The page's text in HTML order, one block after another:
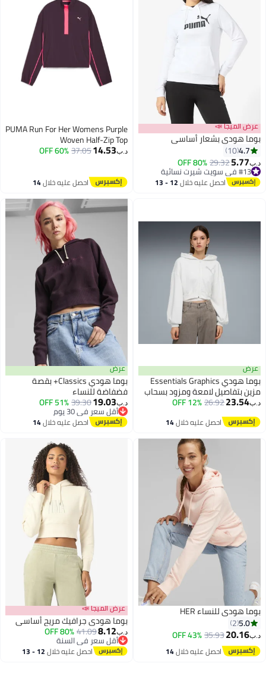
2
عرض الميجا 📣
بوما هودي بشعار أساسي
4.7
10
د.ب‏5.77
29.32
80% OFF #13 في سويت شيرت نسائية
أقل سعر في 7 يوم
#13 في سويت شيرت نسائية احصل عليه خلال 12 - 13
PUMA Run For Her Womens Purple
Woven Half-Zip Top
د.ب‏14.53
37.05
60% OFF
احصل عليه خلال14
عرض
بوما هودي Essentials Graphics
مزين بتفاصيل لامعة ومزود بسحاب
كامل للنساء
د.ب‏23.54
26.92
12% OFF
احصل عليه خلال14
عرض
بوما هودي Classics+ بقصة
فضفاضة للنساء
د.ب‏19.03
39.30
51% OFF
أقل سعر في 30 يوم
أقل سعر في 30 يوماحصل عليه خلال14
بوما هودي للنساء HER
5.0
2
د.ب‏20.16
35.93
43% OFF
احصل عليه خلال14
2
عرض الميجا 📣
بوما هودي جرافيك مريح أساسي
د.ب‏8.12
41.09
80% OFF
أقل سعر في السنة
أقل سعر في السنة
احصل عليه خلال 12 - 13